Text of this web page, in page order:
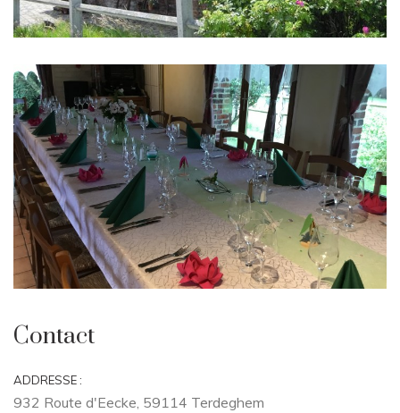
Contact
ADDRESSE :
932 Route d'Eecke, 59114 Terdeghem